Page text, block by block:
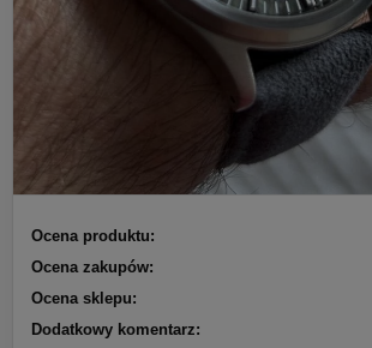
Ocena produktu:
Ocena zakupów:
Ocena sklepu:
Dodatkowy komentarz: